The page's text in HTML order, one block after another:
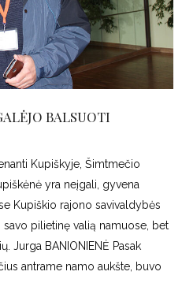
BALSUOTI
Kupiškyje, Šimtmečio
yra neįgali, gyvena
Kupiškio rajono savivaldybės
pilietinę valią namuose, bet
Jurga BANIONIENĖ Pasak
antrame namo aukšte, buvo